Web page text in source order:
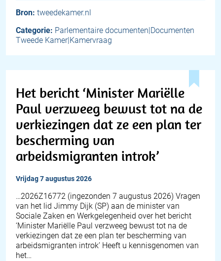
Bron: tweedekamer.nl
Categorie: Parlementaire documenten|Documenten
Tweede Kamer|Kamervraag
Het bericht ‘Minister Mariëlle
Paul verzweeg bewust tot na de
verkiezingen dat ze een plan ter
bescherming van
arbeidsmigranten introk’
vrijdag 7 augustus 2026
… 2026Z16772 (ingezonden 7 augustus 2026) Vragen
van het lid Jimmy Dijk (SP) aan de minister van
Sociale Zaken en Werkgelegenheid over het bericht
‘Minister Mariëlle Paul verzweeg bewust tot na de
verkiezingen dat ze een plan ter bescherming van
arbeidsmigranten introk’ Heeft u kennisgenomen van
het…